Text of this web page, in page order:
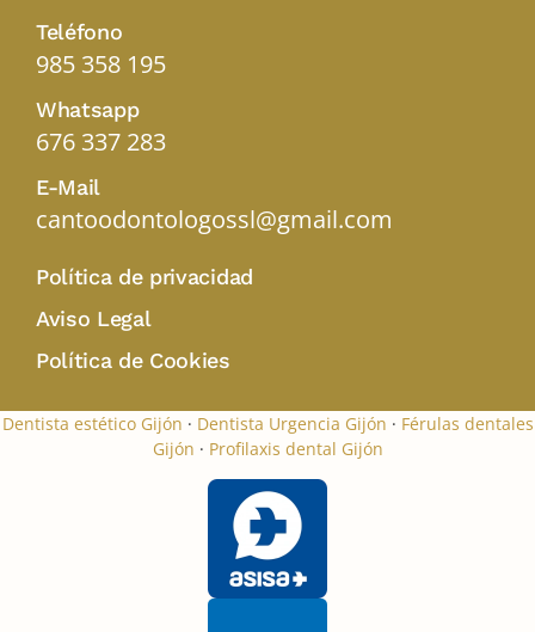
Teléfono
985 358 195
Whatsapp
676 337 283
E-Mail
cantoodontologossl@gmail.com
Política de privacidad
Aviso Legal
Política de Cookies
Dentista estético Gijón · Dentista Urgencia Gijón · Férulas dentales
Gijón · Profilaxis dental Gijón